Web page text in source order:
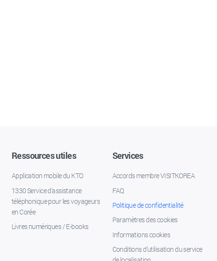
Ressources utiles
Application mobile du KTO
1330 Service d'assistance
téléphonique pour les voyageurs
en Corée
Livres numériques / E-books
Services
Accords membre VISITKOREA
FAQ
Politique de confidentialité
Paramètres des cookies
Informations cookies
Conditions d’utilisation du service